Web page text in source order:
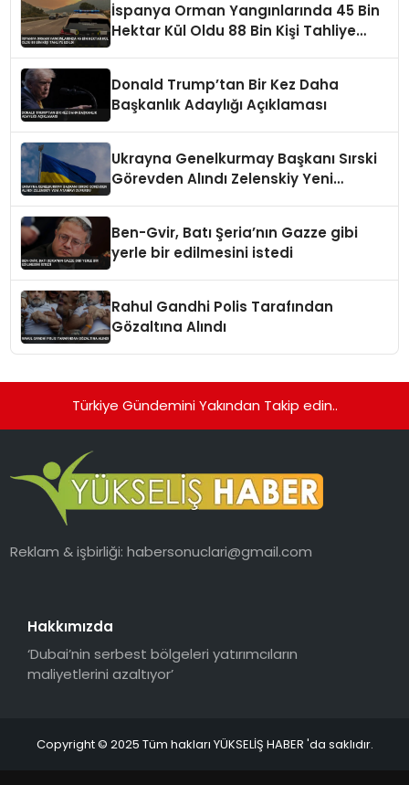
İspanya Orman Yangınlarında 45 Bin
Hektar Kül Oldu 88 Bin Kişi Tahliye
Donald Trump’tan Bir Kez Daha
Başkanlık Adaylığı Açıklaması
Ukrayna Genelkurmay Başkanı Sırski
Görevden Alındı Zelenskiy Yeni
Ben-Gvir, Batı Şeria’nın Gazze gibi
yerle bir edilmesini istedi
Rahul Gandhi Polis Tarafından
Gözaltına Alındı
Türkiye Gündemini Yakından Takip edin..
Reklam & işbirliği:habersonuclari@gmail.com
Hakkımızda
‘Dubai’nin serbest bölgeleri yatırımcıların
maliyetlerini azaltıyor’
Copyright © 2025 Tüm hakları YÜKSELİŞ HABER 'da saklıdır.